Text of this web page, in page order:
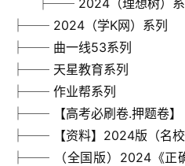
├── 2024（学K网）系列
├── 曲一线53系列
├── 天星教育系列
├── 作业帮系列
├── 【高考必刷卷.押题卷】
├── 【资料】2024版（名校
├── （全国版）2024《正